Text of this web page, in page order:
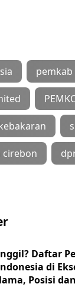
cirebon
Daftar
di
Posisi